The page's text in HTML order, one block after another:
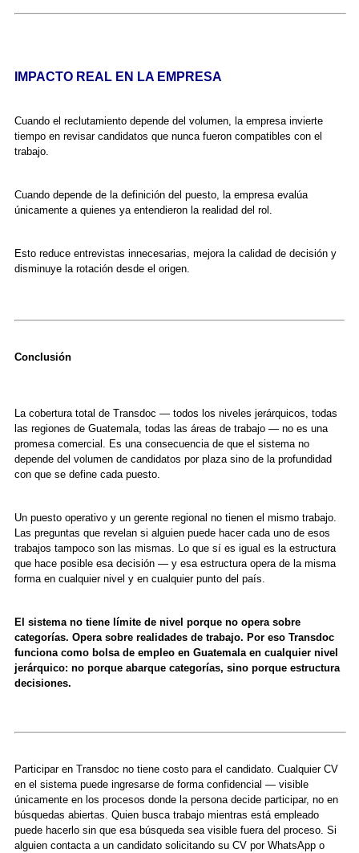
IMPACTO REAL EN LA EMPRESA
Cuando el reclutamiento depende del volumen, la empresa invierte
tiempo en revisar candidatos que nunca fueron compatibles con el
trabajo.
Cuando depende de la definición del puesto, la empresa evalúa
únicamente a quienes ya entendieron la realidad del rol.
Esto reduce entrevistas innecesarias, mejora la calidad de decisión y
disminuye la rotación desde el origen.
Conclusión
La cobertura total de Transdoc — todos los niveles jerárquicos, todas
las regiones de Guatemala, todas las áreas de trabajo — no es una
promesa comercial. Es una consecuencia de que el sistema no
depende del volumen de candidatos por plaza sino de la profundidad
con que se define cada puesto.
Un puesto operativo y un gerente regional no tienen el mismo trabajo.
Las preguntas que revelan si alguien puede hacer cada uno de esos
trabajos tampoco son las mismas. Lo que sí es igual es la estructura
que hace posible esa decisión — y esa estructura opera de la misma
forma en cualquier nivel y en cualquier punto del país.
El sistema no tiene límite de nivel porque no opera sobre
categorías. Opera sobre realidades de trabajo. Por eso Transdoc
funciona como bolsa de empleo en Guatemala en cualquier nivel
jerárquico: no porque abarque categorías, sino porque estructura
decisiones.
Participar en Transdoc no tiene costo para el candidato. Cualquier CV
en el sistema puede ingresarse de forma confidencial — visible
únicamente en los procesos donde la persona decide participar, no en
búsquedas abiertas. Quien busca trabajo mientras está empleado
puede hacerlo sin que esa búsqueda sea visible fuera del proceso. Si
alguien contacta a un candidato solicitando su CV por WhatsApp o